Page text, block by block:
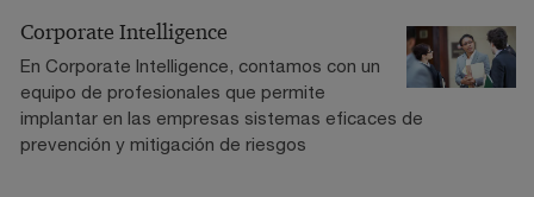
Corporate Intelligence
En Corporate Intelligence, contamos con un
equipo de profesionales que permite
implantar en las empresas sistemas eficaces de
prevención y mitigación de riesgos